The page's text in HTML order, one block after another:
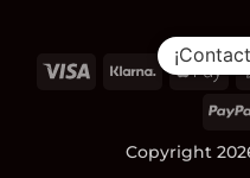
Visa Klarna
Copyright